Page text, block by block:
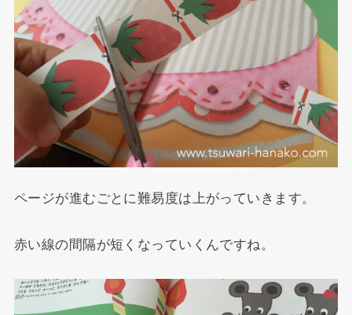
ページが進むごとに難易度は上がっていきます。
赤い線の間隔が短くなっていくんですね。